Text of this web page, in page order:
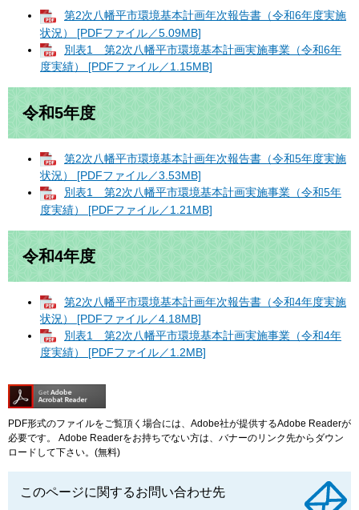
第2次八幡平市環境基本計画年次報告書（令和6年度実施
状況） [PDFファイル／5.09MB]
別表1 第2次八幡平市環境基本計画実施事業（令和6年
度実績） [PDFファイル／1.15MB]
令和5年度
第2次八幡平市環境基本計画年次報告書（令和5年度実施
状況） [PDFファイル／3.53MB]
別表1 第2次八幡平市環境基本計画実施事業（令和5年
度実績） [PDFファイル／1.21MB]
令和4年度
第2次八幡平市環境基本計画年次報告書（令和4年度実施
状況） [PDFファイル／4.18MB]
別表1 第2次八幡平市環境基本計画実施事業（令和4年
度実績） [PDFファイル／1.2MB]
PDF形式のファイルをご覧頂く場合には、Adobe社が提供するAdobe Readerが
必要です。
Adobe Readerをお持ちでない方は、バナーのリンク先からダウン
ロードして下さい。(無料)
このページに関するお問い合わせ先